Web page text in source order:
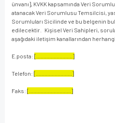
ünvanı], KVKK kapsamında Veri
atanacak Veri Sorumlusu Temsilcisi,
Sorumluları Sicilinde ve bu belgenin
edilecektir. Kişisel Veri Sahipleri,
aşağıdaki iletişim kanallarından
E.posta: [.........................]
Telefon: [.........................]
Faks: [.............................]